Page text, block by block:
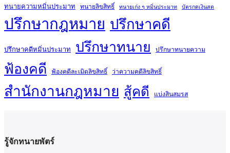
ทนายความหมิ่นประมาท ทนายลิขสิทธิ์ ทนายเก่ง ๆ หมิ่นประมาท บัตรกดเงินสด
ปรึกษากฎหมาย ปรึกษาคดี
ปรึกษาคดีหมิ่นประมาท ปรึกษาทนาย ปรึกษาทนายความ
ฟ้องคดี ฟ้องคดีละเมิดลิขสิทธิ์ ว่าความคดีลิขสิทธิ์
สำนักงานกฎหมาย สู้คดี แบ่งสินสมรส
รู้จักทนายพัตร์